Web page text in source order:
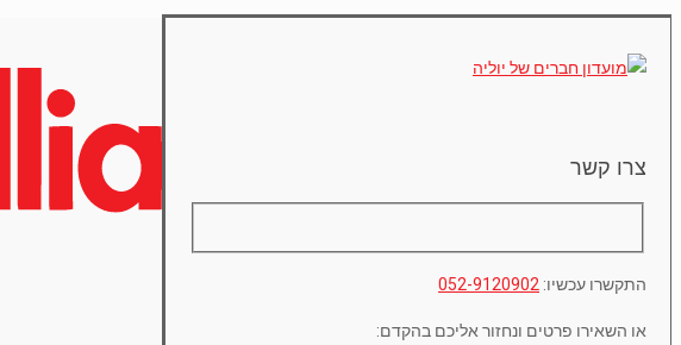
צרו קשר
התקשרו עכשיו: 052-9120902
או השאירו פרטים ונחזור אליכם בהקדם: